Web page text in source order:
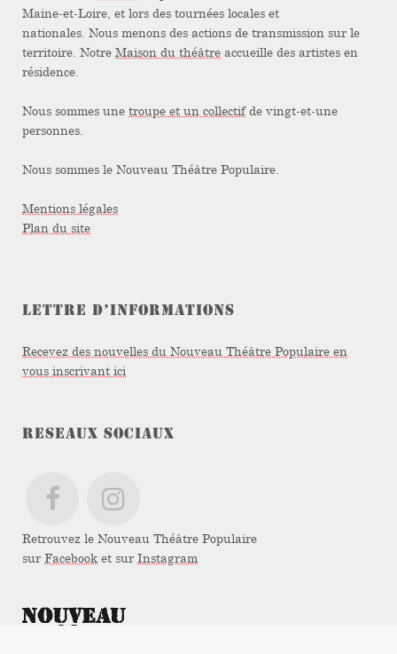
Maine-et-Loire, et lors des tournées locales et
nationales. Nous menons des actions de transmission sur le
territoire. Notre Maison du théâtre accueille des artistes en
résidence.
Nous sommes une troupe et un collectifde vingt-et-une
personnes.
Nous sommes le Nouveau Théâtre Populaire.
Mentions légales
Plan du site
LETTRE D’INFORMATIONS
Recevez des nouvelles du Nouveau Théâtre Populaire en
vous inscrivant ici
RESEAUX SOCIAUX
Retrouvez le Nouveau Théâtre Populaire
sur Facebook et sur Instagram